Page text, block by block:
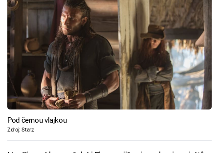
Pod černou vlajkou
Zdroj: Starz